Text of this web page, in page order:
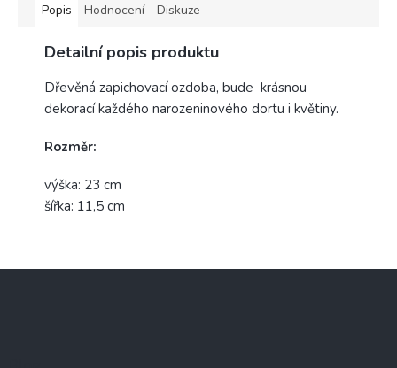
Popis Hodnocení Diskuze
Detailní popis produktu
Dřevěná zapichovací ozdoba, bude krásnou
dekorací každého narozeninového dortu i květiny.
Rozměr:
výška: 23 cm
šířka: 11,5 cm